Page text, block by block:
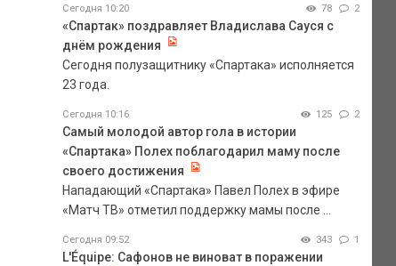
Сегодня 10:20 78 2
«Спартак» поздравляет Владислава Сауся с
днём рождения
Сегодня полузащитнику «Спартака» исполняется
23 года.
Сегодня 10:16 125 2
Самый молодой автор гола в истории
«Спартака» Полех поблагодарил маму после
своего достижения
Нападающий «Спартака» Павел Полех в эфире
«Матч ТВ» отметил поддержку мамы после ...
Сегодня 09:52 343 1
L'Équipe: Сафонов не виноват в поражении